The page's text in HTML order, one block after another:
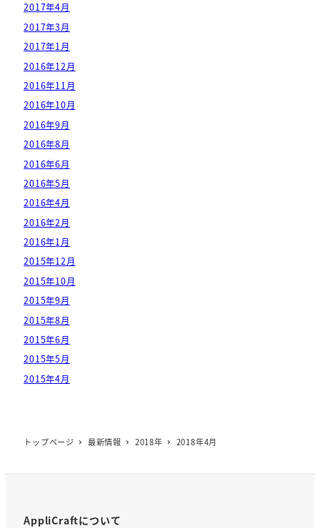
2017年4月
2017年3月
2017年1月
2016年12月
2016年11月
2016年10月
2016年9月
2016年8月
2016年6月
2016年5月
2016年4月
2016年2月
2016年1月
2015年12月
2015年10月
2015年9月
2015年8月
2015年6月
2015年5月
2015年4月
トップページ 最新情報 2018年 2018年4月
AppliCraftについて